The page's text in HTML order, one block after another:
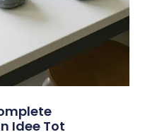
Idee Tot